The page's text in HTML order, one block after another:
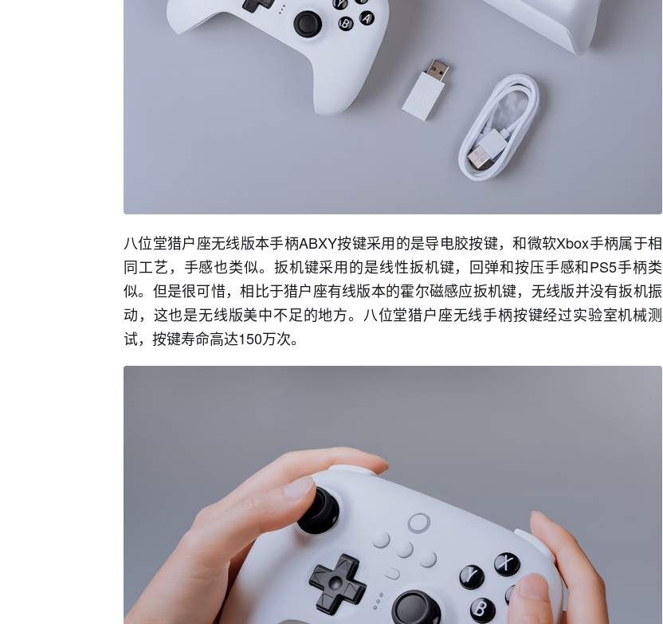
八位堂猎户座无线版本手柄ABXY按键采用的是导电胶按键，和微软Xbox手柄属于相
同工艺，手感也类似。扳机键采用的是线性扳机键，回弹和按压手感和PS5手柄类
似。但是很可惜，相比于猎户座有线版本的霍尔磁感应扳机键，无线版并没有扳机振
动，这也是无线版美中不足的地方。八位堂猎户座无线手柄按键经过实验室机械测
试，按键寿命高达150万次。